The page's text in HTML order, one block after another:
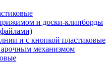
и доски-клипборды
и с кнопкой пластиковые
механизмом